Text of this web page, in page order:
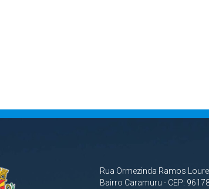
Rua Ormezinda Ramos
Bairro Caramuru - CEP: